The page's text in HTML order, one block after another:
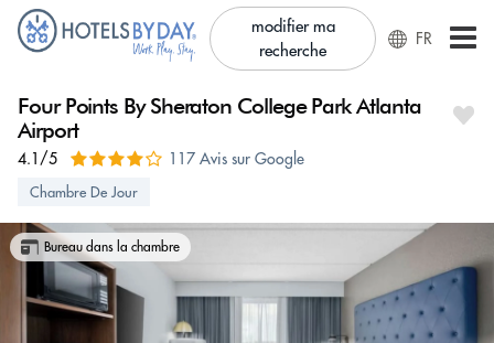
modifier ma
recherche
FR
Four Points By Sheraton College Park Atlanta
Airport
4.1/5 117 Avis sur Google
Chambre De Jour
Bureau dans la chambre